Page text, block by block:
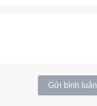
Gửi bình luận